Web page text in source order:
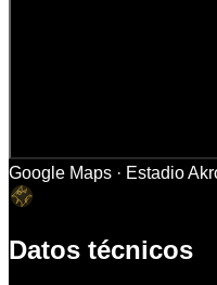
Google Maps · Estadio
Datos técnicos